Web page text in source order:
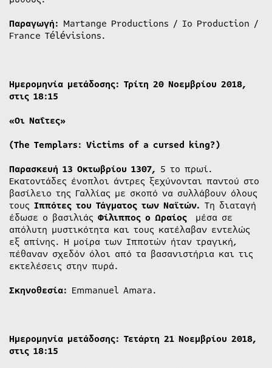
Παραγωγή: Martange Productions / Io Production /
France Télévisions.
Ημερομηνία μετάδοσης: Τρίτη 20 Νοεμβρίου 2018,
στις 18:15
«Οι Ναΐτες»
(The Templars: Victims of a cursed king?)
Παρασκευή 13 Οκτωβρίου 1307, 5 το πρωί.
Εκατοντάδες ένοπλοι άντρες ξεχύνονται παντού στο
βασίλειο της Γαλλίας με σκοπό να συλλάβουν όλους
τους Ιππότες του Τάγματος των Ναϊτών. Τη διαταγή
έδωσε ο βασιλιάς Φίλιππος ο Ωραίος μέσα σε
απόλυτη μυστικότητα και τους κατέλαβαν εντελώς
εξ απίνης. Η μοίρα των Ιπποτών ήταν τραγική,
πέθαναν σχεδόν όλοι από τα βασανιστήρια και τις
εκτελέσεις στην πυρά.
Σκηνοθεσία: Emmanuel Amara.
Ημερομηνία μετάδοσης: Τετάρτη 21 Νοεμβρίου 2018,
στις 18:15